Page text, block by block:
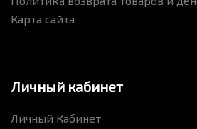
Карта сайта
Личный кабинет
Личный Кабинет